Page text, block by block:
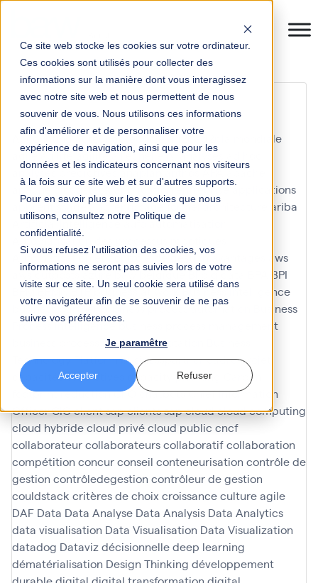
Ce site web stocke les cookies sur votre ordinateur.
Ces cookies sont utilisés pour collecter des
informations sur la manière dont vous interagissez
avec notre site web et nous permettent de nous
souvenir de vous. Nous utilisons ces informations
afin d'améliorer et de personnaliser votre
expérience de navigation, ainsi que pour les
données et les indicateurs concernant nos visiteurs
à la fois sur ce site web et sur d'autres supports.
Pour en savoir plus sur les cookies que nous
utilisons, consultez notre Politique de
confidentialité.
Si vous refusez l'utilisation des cookies, vos
informations ne seront pas suivies lors de votre
visite sur ce site. Un seul cookie sera utilisé dans
votre navigateur afin de se souvenir de ne pas
suivre vos préférences.
Je paramêtre
Accepter Refuser
ag2r la mondiale
Accountingacteur acteur cléag2rag2r la mondiale
agileagilité agilité à l'échelleAI analyses ad hoc
analyses predictivesanaplananthos APAapache
apache cloudstackapplication entrepriseapplications
apprentissage apprentissage formelarchitecture
ariba
Artificial Intelligence aufo automatisation
Automatisation des processus robotiques
Automatisation et contrôle de gestionavantages
aws
aws outpostsazure bawbelgiqueBI big data
BPI
BPM BPMN BTP business at work Business Intelligence
business partnerbusiness process automation
Business
Process Intelligencebusiness process management
business process model and notation
Technology Platformbusinesspartnercadre projet
capacités predictives
capacity planning
Carbon
footprint reductionCFO chatbotsChief Information
OfficerCIOclient sapclients sapcloudcloud computing
cloud hybridecloud privécloud public cncf
collaborateurcollaborateurscollaboratifcollaboration
compétition concurconseil conteneurisation contrôle de
gestion contrôledegestion contrôleur de gestion
couldstack critères de choix croissanceculture agile
DAF Data Data Analyse Data Analysis Data Analytics
data visualisation Data Visualisation Data Visualization
datadog Datavizdécisionnelledeep learning
dématérialisation Design Thinking développement